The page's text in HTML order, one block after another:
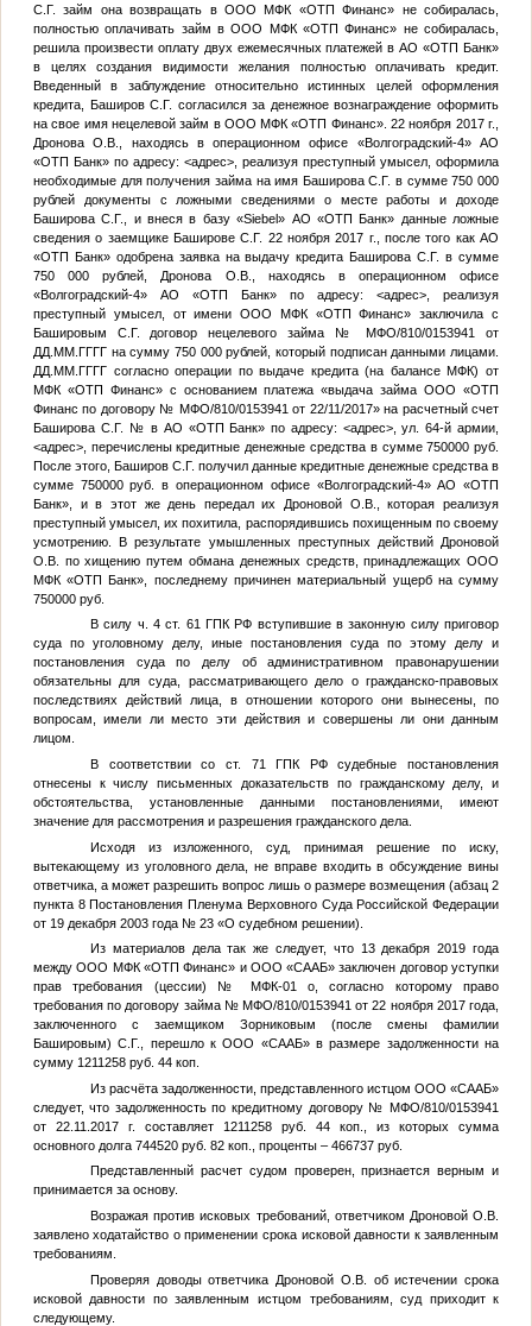
С.Г. займ она возвращать в ООО МФК «ОТП Финанс» не собиралась,
полностью оплачивать займ в ООО МФК «ОТП Финанс» не собиралась,
решила произвести оплату двух ежемесячных платежей в АО «ОТП Банк»
в целях создания видимости желания полностью оплачивать кредит.
Введенный в заблуждение относительно истинных целей оформления
кредита, Баширов С.Г. согласился за денежное вознаграждение оформить
на свое имя нецелевой займ в ООО МФК «ОТП Финанс». 22 ноября 2017 г.,
Дронова О.В., находясь в операционном офисе «Волгоградский-4» АО
«ОТП Банк» по адресу: <адрес> , реализуя преступный умысел, оформила
необходимые для получения займа на имя Баширова С.Г. в сумме 750 000
рублей документы с ложными сведениями о месте работы и доходе
Баширова С.Г., и внеся в базу «Siebel» АО «ОТП Банк» данные ложные
сведения о заемщике Баширове С.Г. 22 ноября 2017 г., после того как АО
«ОТП Банк» одобрена заявка на выдачу кредита Баширова С.Г. в сумме
750 000 рублей, Дронова О.В., находясь в операционном офисе
«Волгоградский-4» АО «ОТП Банк» по адресу:<адрес> , реализуя
преступный умысел, от имени ООО МФК «ОТП Финанс» заключила с
Башировым С.Г. договор нецелевого займа № МФО/810/0153941 от
ДД.ММ.ГГГГна сумму 750 000 рублей, который подписан данными лицами.
ДД.ММ.ГГГГсогласно операции по выдаче кредита (на балансе МФК) от
МФК «ОТП Финанс» с основанием платежа «выдача займа ООО «ОТП
Финанс по договору № МФО/810/0153941 от 22/11/2017» на расчетный счет
Баширова С.Г.
№ в АО «ОТП Банк» по адресу: <адрес>, ул. 64-й армии,
<адрес>, перечислены кредитные денежные средства в сумме 750000 руб.
После этого, Баширов С.Г. получил данные кредитные денежные средства в
сумме 750000 руб. в операционном офисе «Волгоградский-4» АО «ОТП
Банк», и в этот же день передал их Дроновой О.В., которая реализуя
преступный умысел, их похитила, распорядившись похищенным по своему
усмотрению. В результате умышленных преступных действий Дроновой
О.В. по хищению путем обмана денежных средств, принадлежащих ООО
МФК «ОТП Банк», последнему причинен материальный ущерб на сумму
750000 руб.
В силу ч. 4 ст. 61 ГПК РФ вступившие в законную силу приговор
суда по уголовному делу, иные постановления суда по этому делу и
постановления суда по делу об административном правонарушении
обязательны для суда, рассматривающего дело о гражданско-правовых
последствиях действий лица, в отношении которого они вынесены, по
вопросам, имели ли место эти действия и совершены ли они данным
лицом.
В соответствии со ст. 71 ГПК РФ судебные постановления
отнесены к числу письменных доказательств по гражданскому делу, и
обстоятельства, установленные данными постановлениями, имеют
значение для рассмотрения и разрешения гражданского дела.
Исходя из изложенного, суд, принимая решение по иску,
вытекающему из уголовного дела, не вправе входить в обсуждение вины
ответчика, а может разрешить вопрос лишь о размере возмещения (абзац 2
пункта 8 Постановления Пленума Верховного Суда Российской Федерации
от 19 декабря 2003 года № 23 «О судебном решении).
Из материалов дела так же следует, что 13 декабря 2019 года
между ООО МФК «ОТП Финанс» и ООО «СААБ» заключен договор уступки
прав требования (цессии) № МФК-01 о, согласно которому право
требования по договору займа № МФО/810/0153941 от 22 ноября 2017 года,
заключенного с заемщиком Зорниковым (после смены фамилии
Башировым) С.Г., перешло к ООО «СААБ» в размере задолженности на
сумму 1211258 руб. 44 коп.
Из расчёта задолженности, представленного истцом ООО «СААБ»
следует, что задолженность по кредитному договору № МФО/810/0153941
от 22.11.2017 г. составляет 1211258 руб. 44 коп., из которых сумма
основного долга 744520 руб. 82 коп., проценты – 466737 руб.
Представленный расчет судом проверен, признается верным и
принимается за основу.
Возражая против исковых требований, ответчиком Дроновой О.В.
заявлено ходатайство о применении срока исковой давности к заявленным
требованиям.
Проверяя доводы ответчика Дроновой О.В. об истечении срока
исковой давности по заявленным истцом требованиям, суд приходит к
следующему.